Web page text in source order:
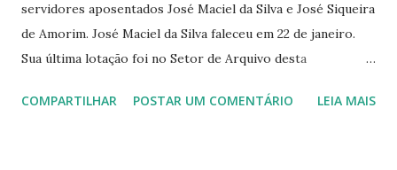
servidores aposentados José Maciel da Silva e José Siqueira
de Amorim. José Maciel da Silva faleceu em 22 de janeiro.
Sua última lotação foi no Setor de Arquivo desta
Siqueira Amorim faleceu em 28 de fevereiro e encerrou a
COMPARTILHAR POSTAR UM COMENTÁRIO LEIA MAIS